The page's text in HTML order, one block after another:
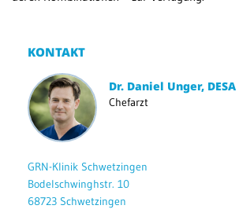
STANDORTE
Eberbach
Schwetzingen
Sinsheim
Weinheim
KONTAKT
Dr. Daniel Unger, DESA
Chefarzt
GRN-Klinik Schwetzingen
Bodelschwinghstr. 10
68723 Schwetzingen